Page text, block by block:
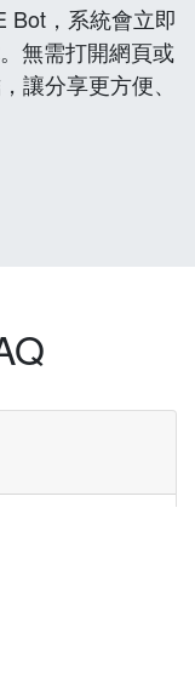
Bot，系統會立即
無需打開網頁或
讓分享更方便、